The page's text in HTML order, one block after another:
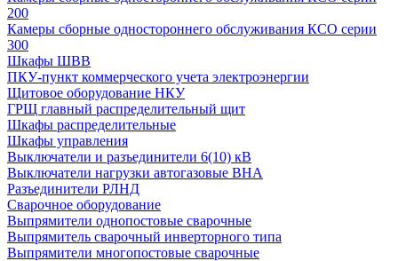
200
Камеры сборные одностороннего обслуживания КСО серии
300
Шкафы ШВВ
ПКУ-пункт коммерческого учета электроэнергии
Щитовое оборудование НКУ
ГРЩ главный распределительный щит
Шкафы распределительные
Шкафы управления
Выключатели и разъединители 6(10) кВ
Выключатели нагрузки автогазовые ВНА
Разъединители РЛНД
Сварочное оборудование
Выпрямители однопостовые сварочные
Выпрямитель сварочный инверторного типа
Выпрямители многопостовые сварочные